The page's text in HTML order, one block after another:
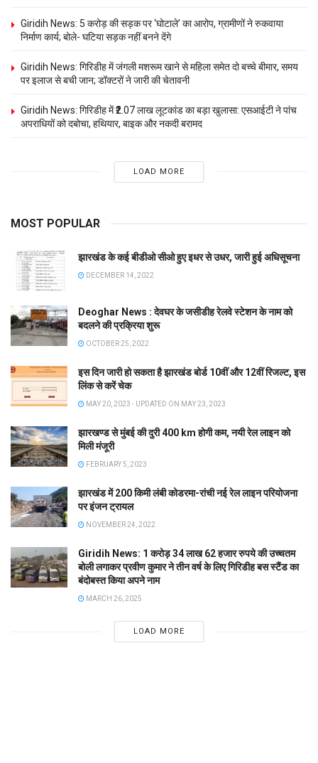
Giridih News: 5 करोड़ की सड़क पर ‘घोटाले’ का आरोप, ग्रामीणों ने रुकवाया
निर्माण कार्य; बोले- घटिया सड़क नहीं बनने देंगे
Giridih News: गिरिडीह में जंगली मशरूम खाने से महिला समेत दो बच्चे बीमार, समय
पर इलाज से बची जान; डॉक्टरों ने जारी की चेतावनी
Giridih News: गिरिडीह में ₹2.07 लाख लूटकांड का बड़ा खुलासा: एसआईटी ने पांच
अपराधियों को दबोचा, हथियार, बाइक और नकदी बरामद
LOAD MORE
MOST POPULAR
झारखंड के कई बीडीओ सीओ हुए इधर से उधर, जारी हुई अधिसूचना
DECEMBER 14, 2022
Deoghar News : देवघर के जसीडीह रेलवे स्टेशन के नाम को
बदलने की प्रक्रिया शुरू
OCTOBER 25, 2022
इस दिन जारी हो सकता है झारखंड बोर्ड 10वीं और 12वीं रिजल्ट, इस
लिंक से करें चेक
MAY 20, 2023 - UPDATED ON MAY 23, 2023
झारखण्ड से मुंबई की दुरी 400 km होगी कम, नयी रेल लाइन को
मिली मंजूरी
FEBRUARY 5, 2023
झारखंड में 200 किमी लंबी कोडरमा-रांची नई रेल लाइन परियोजना
पर इंजन ट्रायल
NOVEMBER 24, 2022
Giridih News: 1 करोड़ 34 लाख 62 हजार रुपये की उच्चतम
बोली लगाकर प्रवीण कुमार ने तीन वर्ष के लिए गिरिडीह बस स्टैंड का
बंदोबस्त किया अपने नाम
MARCH 26, 2025
LOAD MORE